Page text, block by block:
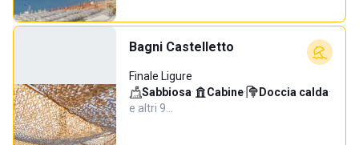
Bagni Castelletto
Finale Ligure
Sabbiosa· Cabine· Doccia calda·
e altri 9…